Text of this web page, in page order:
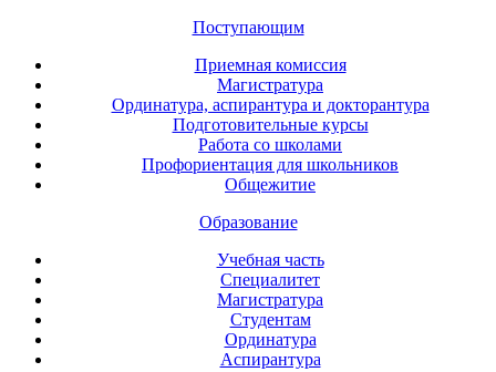
Поступающим
Приемная комиссия
Магистратура
Ординатура, аспирантура и докторантура
Подготовительные курсы
Работа со школами
Профориентация для школьников
Общежитие
Образование
Учебная часть
Специалитет
Магистратура
Студентам
Ординатура
Аспирантура